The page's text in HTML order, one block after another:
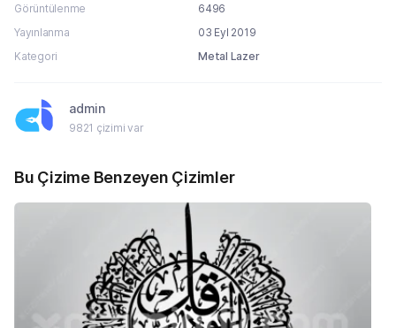
Görüntülenme
6496
Yayınlanma
03 Eyl 2019
Kategori
Metal Lazer
admin
9821 çizimi var
Bu Çizime Benzeyen Çizimler